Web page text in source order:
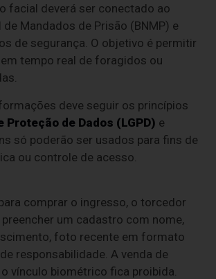
facial deverá ser conectado ao
de Mandados de Prisão (BNMP) e
de segurança. O objetivo é permitir
tempo real de foragidos ou
deve seguir os princípios
Proteção de Dados (LGPD) e
só poderão ser usados para fins de
ou controle de acesso.
comprar o ingresso, o torcedor
um cadastro com nome,
foto recente em formato
responsabilidade. A venda de
vínculo biométrico fica proibida.